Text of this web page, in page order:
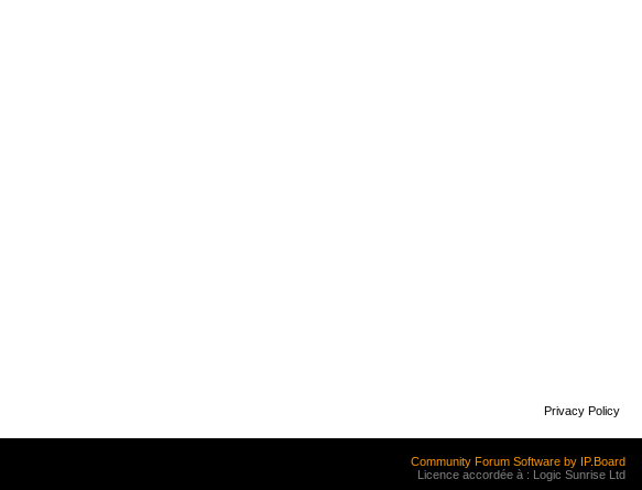
Privacy Policy
Community Forum Software by IP.Board
Licence accordée à : Logic Sunrise Ltd